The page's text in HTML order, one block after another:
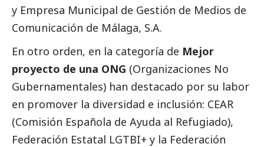
y Empresa Municipal de Gestión de Medios de
Comunicación de Málaga, S.A.
En otro orden, en la categoría de Mejor
proyecto de una ONG (Organizaciones No
Gubernamentales) han destacado por su labor
en promover la diversidad e inclusión: CEAR
(Comisión Española de Ayuda al Refugiado),
Federación Estatal LGTBI+ y la Federación